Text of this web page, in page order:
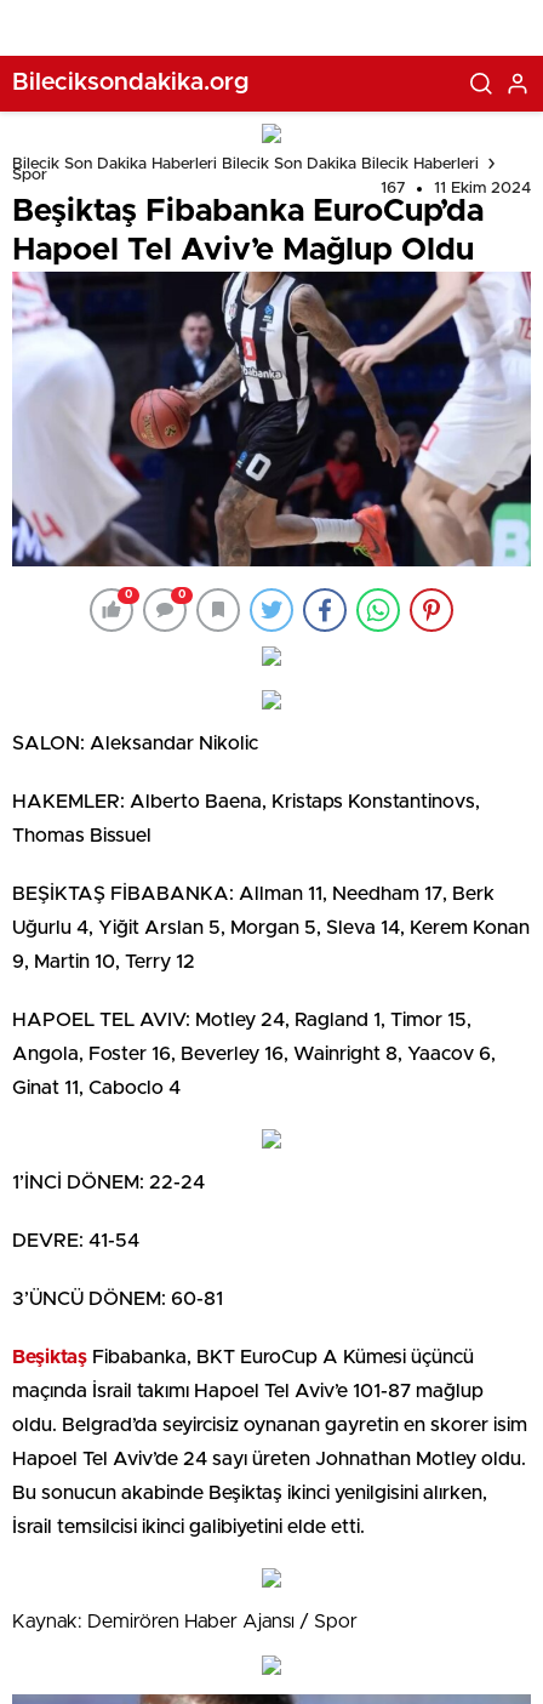
Bileciksondakika.org
Bilecik Son Dakika Haberleri Bilecik Son Dakika Bilecik Haberleri
Spor
167
11 Ekim 2024
Beşiktaş Fibabanka EuroCup’da
Hapoel Tel Aviv’e Mağlup Oldu
0 0
SALON: Aleksandar Nikolic
HAKEMLER: Alberto Baena, Kristaps Konstantinovs,
Thomas Bissuel
BEŞİKTAŞ FİBABANKA: Allman 11, Needham 17, Berk
Uğurlu 4, Yiğit Arslan 5, Morgan 5, Sleva 14, Kerem Konan
9, Martin 10, Terry 12
HAPOEL TEL AVIV: Motley 24, Ragland 1, Timor 15,
Angola, Foster 16, Beverley 16, Wainright 8, Yaacov 6,
Ginat 11, Caboclo 4
1’İNCİ DÖNEM: 22-24
DEVRE: 41-54
3’ÜNCÜ DÖNEM: 60-81
Beşiktaş Fibabanka, BKT EuroCup A Kümesi üçüncü
maçında İsrail takımı Hapoel Tel Aviv’e 101-87 mağlup
oldu. Belgrad’da seyircisiz oynanan gayretin en skorer isim
Hapoel Tel Aviv’de 24 sayı üreten Johnathan Motley oldu.
Bu sonucun akabinde Beşiktaş ikinci yenilgisini alırken,
İsrail temsilcisi ikinci galibiyetini elde etti.
Kaynak: Demirören Haber Ajansı / Spor